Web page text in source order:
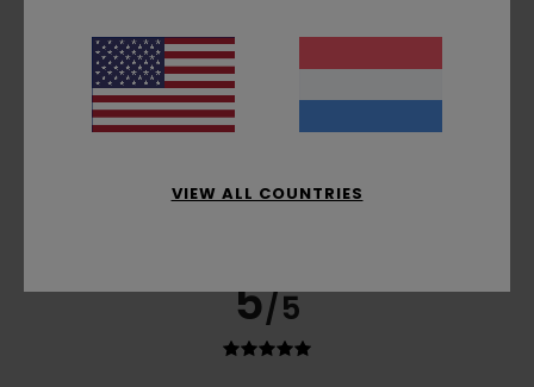
Maat
Te klein Te groot
3.8
5/5
VIEW ALL COUNTRIES